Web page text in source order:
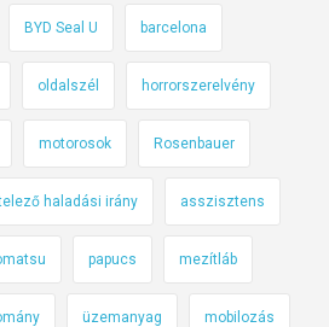
BYD Seal U barcelona
oldalszél horrorszerelvény
motorosok Rosenbauer
haladási irány asszisztens
papucs mezítláb
üzemanyag mobilozás